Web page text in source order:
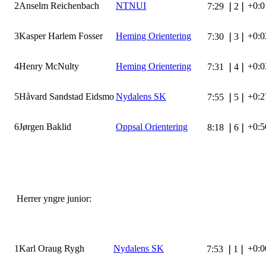
2Anselm Reichenbach NTNUI 7:29 2
3Kasper Harlem Fosser Heming Orientering 7:30 3
4Henry McNulty Heming Orientering 7:31 4
5Håvard Sandstad EidsmoNydalens SK 7:55 5
6Jørgen Baklid Oppsal Orientering 8:18 6
Herrer yngre junior:
1Karl Oraug Rygh Nydalens SK 7:53 1